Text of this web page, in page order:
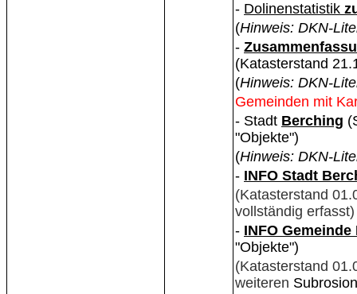
- Dolinenstatistik
(Hinweis: DKN-
-
(Katasterstand
(Hinweis: DKN-
Gemeinden mit
- Stadt Berching
"Objekte")
(Hinweis: DKN-
- INFO Stadt
(Katasterstand
vollständig
- INFO
"Objekte")
(Katasterstand
weiteren